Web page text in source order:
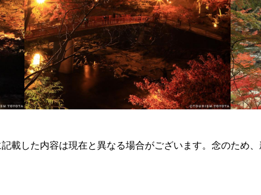
載した内容は現在と異なる場合がございます。念のため